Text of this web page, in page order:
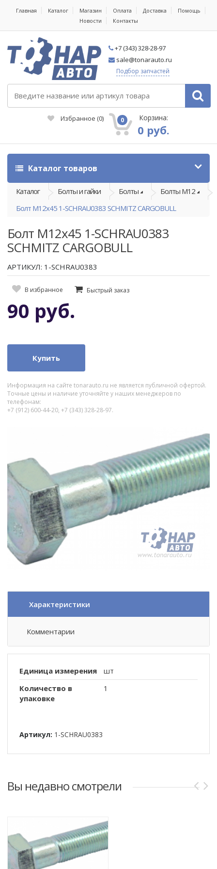
Главная Каталог Магазин Оплата Доставка
Помощь
Новости
Контакты
+7 (343) 328-28-97
sale@tonarauto.ru
Подбор запчастей
Избранное (0) 0 Корзина:
0 руб.
Каталог товаров
Каталог Болты и гайки Болты
Болты М12
Болт М12х45 1-SCHRAU0383 SCHMITZ CARGOBULL
Болт М12х45 1-SCHRAU0383
SCHMITZ CARGOBULL
АРТИКУЛ: 1-SCHRAU0383
В избранное Быстрый заказ
90 руб.
Купить
Информация на сайте tonarauto.ru не является публичной офертой.
Точные цены и наличие уточняйте у наших менеджеров по
телефонам:
+7 (912) 600-44-20, +7 (343) 328-28-97.
Характеристики
Комментарии
Единица измерения
шт
Количество в
упаковке
1
Артикул: 1-SCHRAU0383
Вы недавно смотрели